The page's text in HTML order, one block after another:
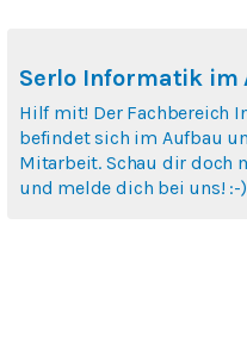
Serlo Informatik im
Hilf mit! Der Fachbereich
befindet sich im Aufbau
Mitarbeit. Schau dir doch
und melde dich bei uns! :-)